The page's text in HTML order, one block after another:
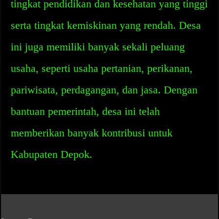
tingkat pendidikan dan kesehatan yang tinggi
serta tingkat kemiskinan yang rendah. Desa
ini juga memiliki banyak sekali peluang
usaha, seperti usaha pertanian, perikanan,
pariwisata, perdagangan, dan jasa. Dengan
bantuan pemerintah, desa ini telah
memberikan banyak kontribusi untuk
Kabupaten Depok.